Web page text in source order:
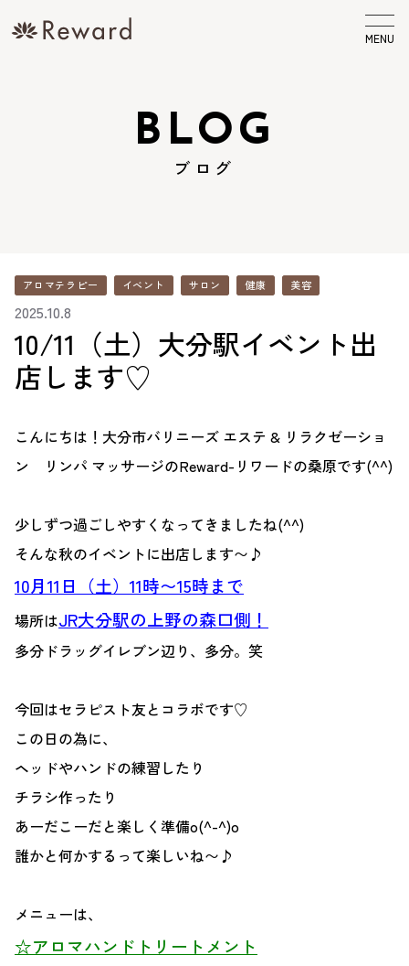
MENU
BLOG
ブログ
アロマテラピー イベント サロン 健康 美容
2025.10.8
10/11（土）大分駅イベント出
店します♡
こんにちは！大分市バリニーズ エステ & リラクゼーショ
ン リンパ マッサージのReward-リワードの桑原です(^^)
少しずつ過ごしやすくなってきましたね(^^)
そんな秋のイベントに出店します〜♪
10月11日（土）11時〜15時まで
場所はJR大分駅の上野の森口側！
多分ドラッグイレブン辺り、多分。笑
今回はセラピスト友とコラボです♡
この日の為に、
ヘッドやハンドの練習したり
チラシ作ったり
あーだこーだと楽しく準備o(^-^)o
誰かと何かするって楽しいね〜♪
メニューは、
☆アロマハンドトリートメント